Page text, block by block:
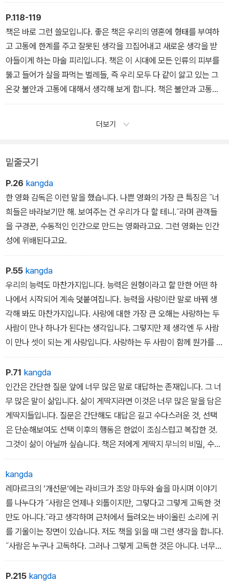
파트릭 모디아노는 우리의 삶도 누군가의 기억 속에 끼어든 하나의
이야기란 걸 말하는 형식으로 『어두운 상점들의 거리』를 썼습니다.
그 소설의 신비로움과 아름다움은 내 기억과 이야기는 절대적으로 타
인을 필요로 한다는 데서 나옵니다. 우린 우리를 기억할 이를 찾아 어
두운 거리로 걸어갑니다.
P.118-119
책은 바로 그런 쓸모입니다. 좋은 책은 우리의 영혼에 형태를 부여하
고 고통에 한계를 주고 잘못된 생각을 끄집어내고 새로운 생각을 받
아들이게 하는 마술 피리입니다. 책은 이 시대에 모든 인류의 피부를
뚫고 들어가 살을 파먹는 벌레들, 즉 우리 모두 다 같이 앓고 있는 그
온갖 불안과 고통에 대해서 생각해 보게 합니다. 책은 불안과 고통을
부정하는 것이 아니라 피리를 통과하는 공기의 선율과 리듬과 언어로
더보기
밑줄긋기
P.26 kangda
한 영화 감독은 이런 말을 했습니다. 나쁜 영화의 가장 큰 특징은 ˝너
희들은 바라보기만 해. 보여주는 건 우리가 다 할 테니.˝라며 관객들
을 구경꾼, 수동적인 인간으로 만드는 영화라고요. 그런 영화는 인간
성에 위배된다고요.
P.55 kangda
우리의 능력도 마찬가지입니다. 능력은 원형이라고 할 만한 어떤 하
나에서 시작되어 계속 덧붙여집니다. 능력을 사랑이란 말로 바꿔 생
각해 봐도 마찬가지입니다. 사랑에 대한 가장 큰 오해는 사랑하는 두
사람이 만나 하나가 된다는 생각입니다. 그렇지만 제 생각엔 두 사람
이 만나 셋이 되는 게 사랑입니다. 사랑하는 두 사람이 함께 뭔가를 만
들어내는 게 사랑입니다. 사랑하는 동안 나머지 한쪽이 없었더라면
불가능했을 어떤 것, 새로운 세계관이든 잊을 수 없는 경험이든 진리
든 뭐든 제3의 것이 태어납니다. 이것은 최초의 만남에 뭔가를 계속
덧붙일 때 가능합니다. 최초의 만남, 감탄, 호기심에 계속 뭔가를 더하
는 것, 나와 뭔가가 만나 새로운 것이 태어나게 하는 것. 그것이 사랑
이고 사랑하는 자의 능력입니다.
P.71 kangda
인간은 간단한 질문 앞에 너무 많은 말로 대답하는 존재입니다. 그 너
무 많은 말이 삶입니다. 삶이 게딱지라면 이것은 너무 많은 말을 담은
게딱지들입니다. 질문은 간단해도 대답은 길고 수다스러운 것, 선택
은 단순해보여도 선택 이후의 행동은 한없이 조심스럽고 복잡한 것.
그것이 삶이 아닐까 싶습니다. 책은 저에게 게딱지 무늬의 비밀, 수다
스럽고 장황하게 펼쳐지는 삶을 보여줬습니다.
kangda
레마르크의 ‘개선문‘에는 라비크가 조앙 마두와 술을 마시며 이야기
를 나누다가 ˝사람은 언제나 외톨이지만, 그렇다고 그렇게 고독한 것
만도 아니다.˝라고 생각하며 근처에서 들려오는 바이올린 소리에 귀
를 기울이는 장면이 있습니다. 저도 책을 읽을 때 그런 생각을 합니다.
˝사람은 누구나 고독하다. 그러나 그렇게 고독한 것은 아니다. 너무
늦게 알게 된 것들이 있다. 그러나 그렇게 늦게 알게 된 것은 아니다.˝
그러면서 바이올린 소리에 귀를 기울이듯 책에 눈길을 돌립니다.
P.215 kangda